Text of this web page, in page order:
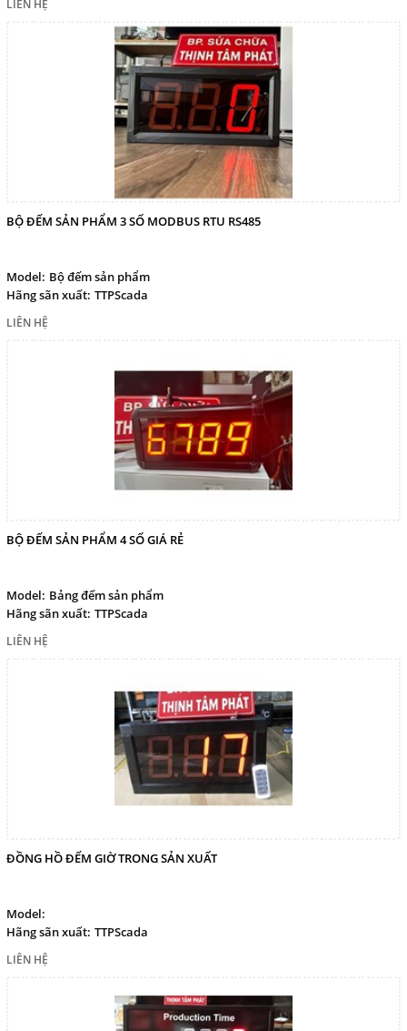
LIÊN HỆ
BỘ ĐẾM SẢN PHẨM 3 SỐ MODBUS RTU RS485
Model: Bộ đếm sản phẩm
Hãng sãn xuất: TTPScada
LIÊN HỆ
BỘ ĐẾM SẢN PHẨM 4 SỐ GIÁ RẺ
Model: Bảng đếm sản phẩm
Hãng sãn xuất: TTPScada
LIÊN HỆ
ĐỒNG HỒ ĐẾM GIỜ TRONG SẢN XUẤT
Model:
Hãng sãn xuất: TTPScada
LIÊN HỆ